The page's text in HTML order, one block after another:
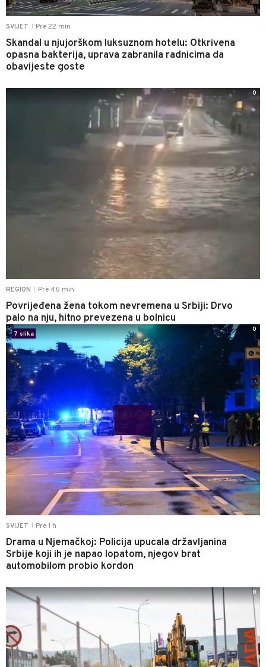
SVIJET Pre 22 min
Skandal u njujorškom luksuznom hotelu: Otkrivena
opasna bakterija, uprava zabranila radnicima da
obavijeste goste
REGION Pre 46 min
Povrijeđena žena tokom nevremena u Srbiji: Drvo
palo na nju, hitno prevezena u bolnicu
0
SVIJET Pre 1 h
Drama u Njemačkoj: Policija upucala državljanina
Srbije koji ih je napao lopatom, njegov brat
automobilom probio kordon
7 slika
0
0